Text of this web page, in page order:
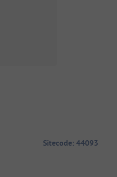
Sitecode: 44093